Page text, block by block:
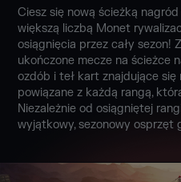
Ciesz się nową ścieżką
większą liczbą Monet
osiągnięcia przez cały sezon!
ukończone mecze na ścieżce
ozdób i teł kart znajdujące się
powiązane z każdą rangą,
Niezależnie od osiągniętej
wyjątkowy, sezonowy osprzęt